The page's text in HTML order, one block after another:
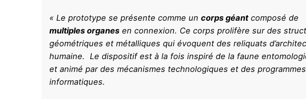
« Le prototype se présente comme un corps géantcomposé de
multiples organes en connexion. Ce corps prolifère sur des
géométriques et métalliques qui évoquent des reliquats
humaine. Le dispositif est à la fois inspiré de la faune
et animé par des mécanismes technologiques et des programmes
informatiques.